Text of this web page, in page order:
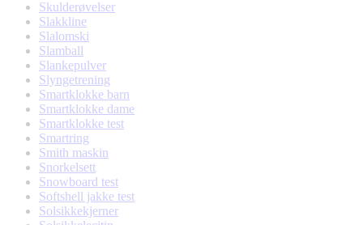
Skulderøvelser
Slakkline
Slalomski
Slamball
Slankepulver
Slyngetrening
Smartklokke barn
Smartklokke dame
Smartklokke test
Smartring
Smith maskin
Snorkelsett
Snowboard test
Softshell jakke test
Solsikkekjerner